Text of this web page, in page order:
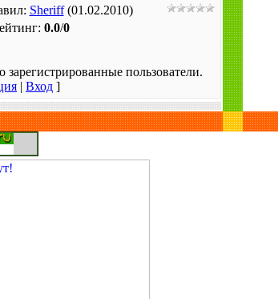
: Sheriff(01.02.2010)
: 0.0/0
пользователи.
| Вход ]